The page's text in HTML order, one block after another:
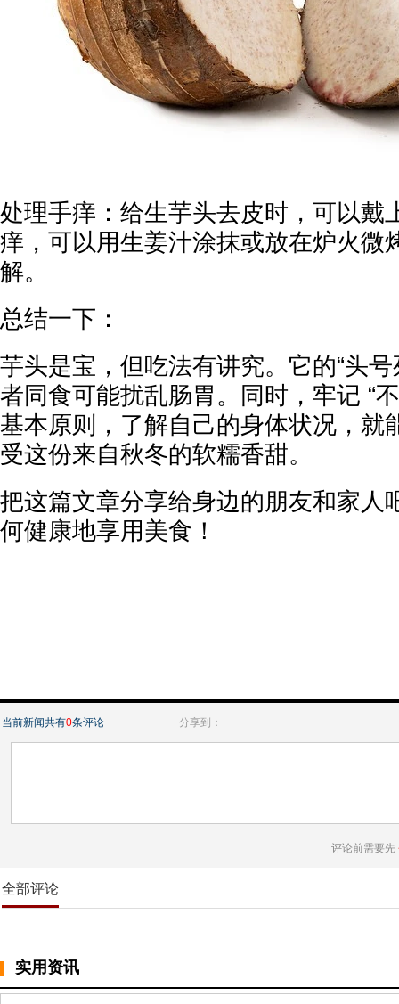
处理手痒：给生芋头去皮时，可以戴
痒，可以用生姜汁涂抹或放在炉火微
解。
总结一下：
芋头是宝，但吃法有讲究。它的“头
者同食可能扰乱肠胃。同时，牢记 “
基本原则，了解自己的身体状况，就
受这份来自秋冬的软糯香甜。
把这篇文章分享给身边的朋友和家人
何健康地享用美食！
当前新闻共有0条评论 分享到：
评论前需要先
全部评论
实用资讯